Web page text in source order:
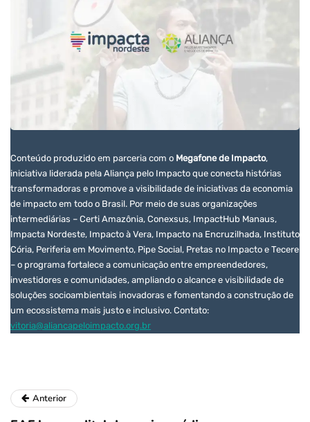
Conteúdo produzido em parceria com o Megafone de Impacto,
iniciativa liderada pela Aliança pelo Impacto que conecta histórias
transformadoras e promove a visibilidade de iniciativas da economia
de impacto em todo o Brasil. Por meio de suas organizações
intermediárias – Certi Amazônia, Conexsus, ImpactHub Manaus,
Impacta Nordeste, Impacto à Vera, Impacto na Encruzilhada, Instituto
Cória, Periferia em Movimento, Pipe Social, Pretas no Impacto e Tecere
– o programa fortalece a comunicação entre empreendedores,
investidores e comunidades, ampliando o alcance e visibilidade de
soluções socioambientais inovadoras e fomentando a construção de
um ecossistema mais justo e inclusivo. Contato:
vitoria@aliancapeloimpacto.org.br
Anterior